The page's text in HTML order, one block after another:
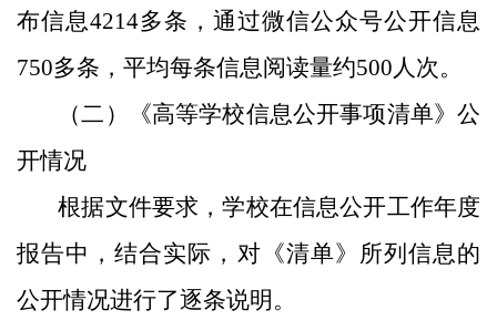
布信息4214多条，通过微信公众号公开信息
750多条，平均每条信息阅读量约500人次。
（二）《高等学校信息公开事项清单》公
开情况
根据文件要求，学校在信息公开工作年度
报告中，结合实际，对《清单》所列信息的
公开情况进行了逐条说明。